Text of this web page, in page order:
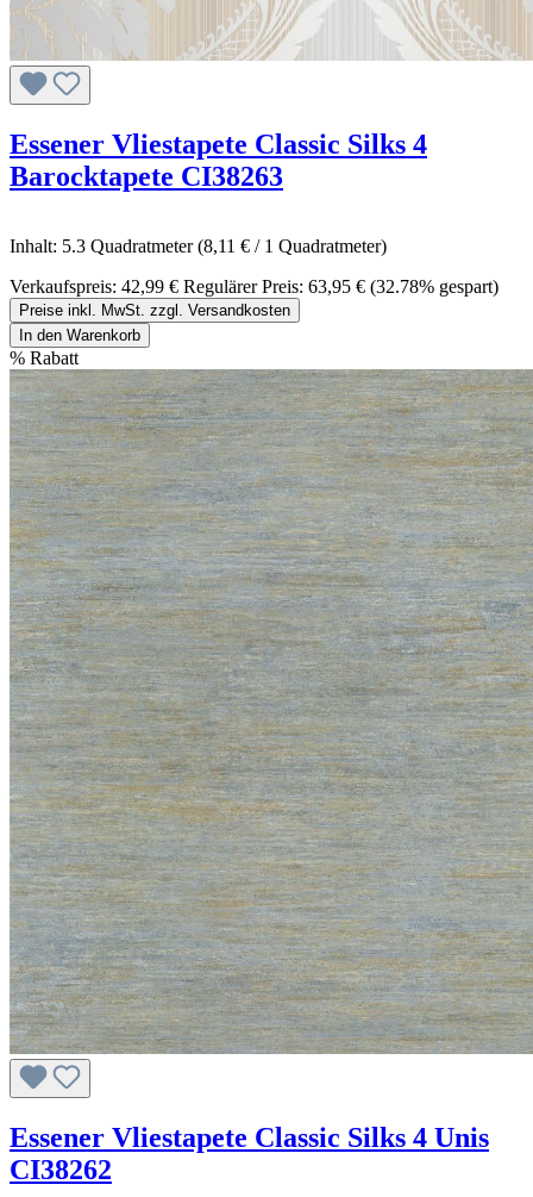
Essener Vliestapete Classic Silks 4
Barocktapete CI38263
Inhalt: 5.3 Quadratmeter(8,11 € / 1 Quadratmeter)
Verkaufspreis: 42,99 € Regulärer Preis: 63,95 € (32.78% gespart)
Preise inkl. MwSt. zzgl. Versandkosten
In den Warenkorb
% Rabatt
Essener Vliestapete Classic Silks 4 Unis
CI38262